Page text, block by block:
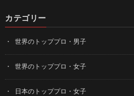
カテゴリー
世界のトッププロ・男子
世界のトッププロ・女子
日本のトッププロ・女子